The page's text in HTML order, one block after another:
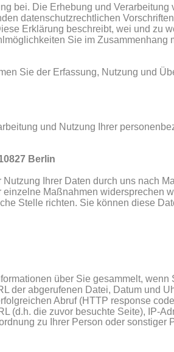
bei. Die Erhebung und
datenschutzrechtlichen
Erklärung beschreibt, wei und zu
Sie im Zusammenhang
Sie der Erfassung, Nutzung und
und Nutzung Ihrer
Berlin
Ihrer Daten durch uns nach
Maßnahmen widersprechen
Stelle richten. Sie können diese
über Sie gesammelt,
der abgerufenen Datei, Datum und
Abruf (HTTP response
(d.h. die zuvor besuchte Seite), IP-
zu Ihrer Person oder sonstiger